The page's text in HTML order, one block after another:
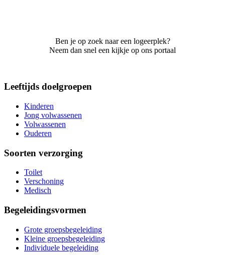
Ben je op zoek naar een logeerplek?
Neem dan snel een kijkje op ons portaal
Leeftijds doelgroepen
Kinderen
Jong volwassenen
Volwassenen
Ouderen
Soorten verzorging
Toilet
Verschoning
Medisch
Begeleidingsvormen
Grote groepsbegeleiding
Kleine groepsbegeleiding
Individuele begeleiding